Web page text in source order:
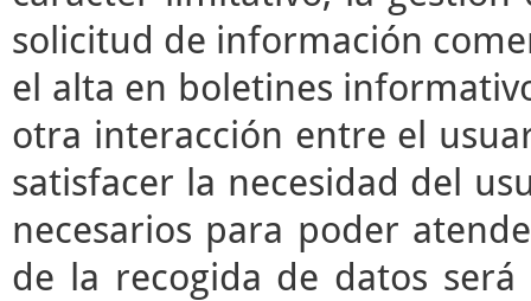
solicitud de información
el alta en boletines
otra interacción entre el
satisfacer la necesidad del
necesarios para poder
de la recogida de datos